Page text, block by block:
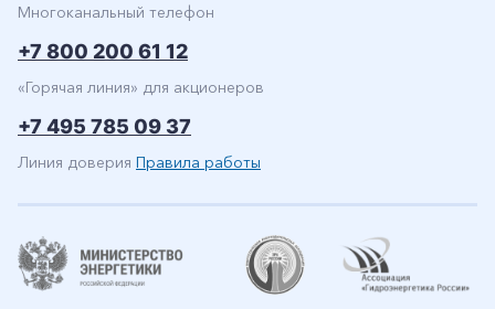
Многоканальный телефон
+7 800 200 61 12
«Горячая линия» для акционеров
+7 495 785 09 37
Линия доверия Правила работы